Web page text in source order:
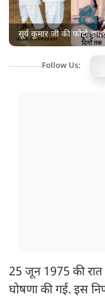
सूर्य कुमार जी की फोटो
Follow Us:
25 जून 1975 की
घोषणा की गई. इस